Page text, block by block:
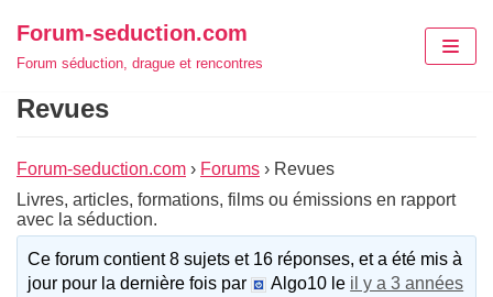
Aller
au
Forum-seduction.com
Forum séduction, drague et rencontres
Revues
Forum-seduction.com › Forums › Revues
Livres, articles, formations, films ou émissions en rapport
avec la séduction.
Ce forum contient 8 sujets et 16 réponses, et a été mis à
jour pour la dernière fois par
Algo10 le il y a 3 années